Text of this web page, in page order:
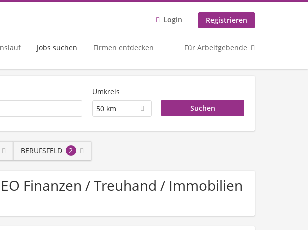
Login Registrieren
Jobs suchen Firmen entdecken Für Arbeitgebende
Umkreis
50 km
BERUFSFELD 2
Finanzen / Treuhand / Immobilien